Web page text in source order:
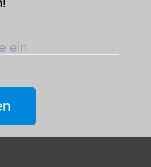
ein